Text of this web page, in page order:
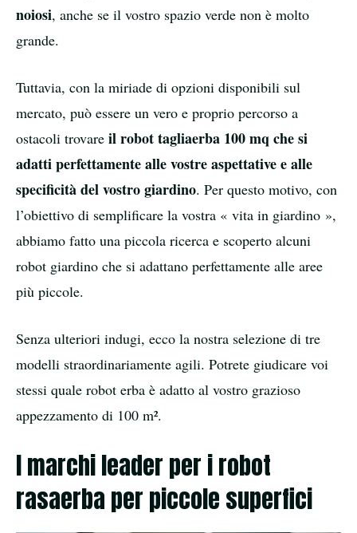
noiosi, anche se il vostro spazio verde non è molto
grande.
Tuttavia, con la miriade di opzioni disponibili sul
mercato, può essere un vero e proprio percorso a
ostacoli trovare il robot tagliaerba 100 mq che si
adatti perfettamente alle vostre aspettative e alle
specificità del vostro giardino. Per questo motivo, con
l’obiettivo di semplificare la vostra « vita in giardino »,
abbiamo fatto una piccola ricerca e scoperto alcuni
robot giardino che si adattano perfettamente alle aree
più piccole.
Senza ulteriori indugi, ecco la nostra selezione di tre
modelli straordinariamente agili. Potrete giudicare voi
stessi quale robot erba è adatto al vostro grazioso
appezzamento di 100 m².
I marchi leader per i robot
rasaerba per piccole superfici